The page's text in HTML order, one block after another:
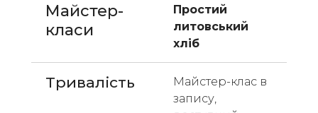
Майстер-
класи
Простий
литовський
хліб
Тривалість
Майстер-клас в
запису,